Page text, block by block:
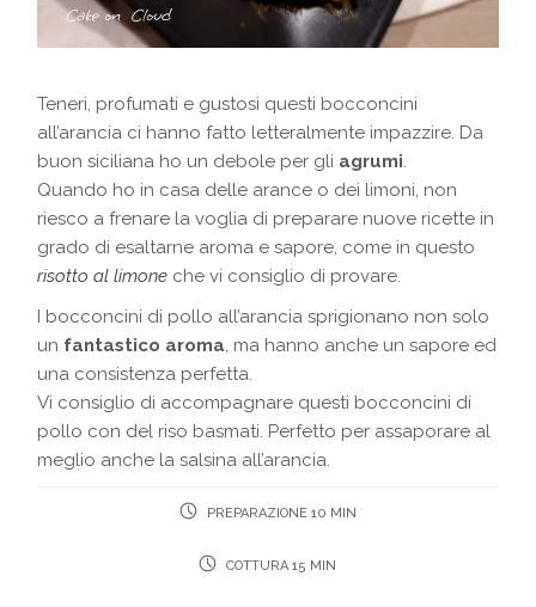
Teneri, profumati e gustosi questi bocconcini
all’arancia ci hanno fatto letteralmente impazzire. Da
buon siciliana ho un debole per gli agrumi.
Quando ho in casa delle arance o dei limoni, non
riesco a frenare la voglia di preparare nuove ricette in
grado di esaltarne aroma e sapore, come in questo
risotto al limone che vi consiglio di provare.
I bocconcini di pollo all’arancia sprigionano non solo
un fantastico aroma, ma hanno anche un sapore ed
una consistenza perfetta.
Vi consiglio di accompagnare questi bocconcini di
pollo con del riso basmati. Perfetto per assaporare al
meglio anche la salsina all’arancia.
PREPARAZIONE 10 MIN
COTTURA 15 MIN